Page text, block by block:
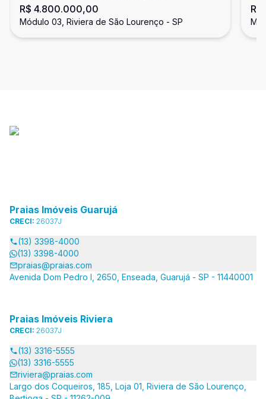
dormitórios, Riviera de São Lourenço
R$ 4.800.000,00
Módulo 03, Riviera de São Lourenço - SP
Praias Imóveis Guarujá
CRECI: 26037J
(13) 3398-4000
(13) 3398-4000
praias@praias.com
Avenida Dom Pedro I, 2650, Enseada, Guarujá - SP - 11440001
Praias Imóveis Riviera
CRECI: 26037J
(13) 3316-5555
(13) 3316-5555
riviera@praias.com
Largo dos Coqueiros, 185, Loja 01, Riviera de São Lourenço,